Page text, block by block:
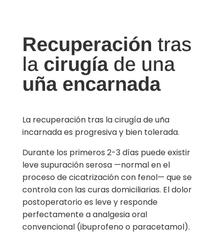
Recuperación tras
la cirugíade una
uña encarnada
La recuperación tras la cirugía de uña
incarnada es progresiva y bien tolerada.
Durante los primeros 2-3 días puede existir
leve supuración serosa —normal en el
proceso de cicatrización con fenol— que se
controla con las curas domiciliarias. El dolor
postoperatorio es leve y responde
perfectamente a analgesia oral
convencional (ibuprofeno o paracetamol).